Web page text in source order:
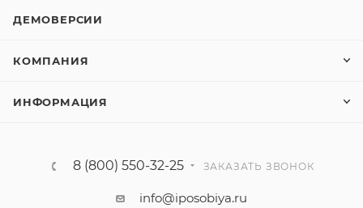
ДЕМОВЕРСИИ
КОМПАНИЯ
ИНФОРМАЦИЯ
8 (800) 550-32-25 ЗАКАЗАТЬ ЗВОНОК
info@iposobiya.ru